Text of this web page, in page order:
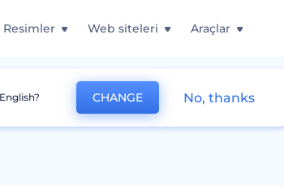
Resimler Web siteleri Araçlar
Tarif KartlarıCHANGE No, thanks